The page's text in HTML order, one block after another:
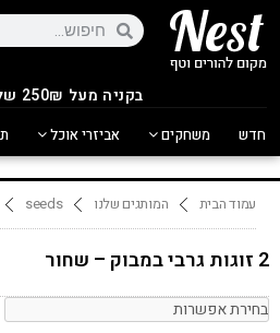
בקניה מעל 250 ₪
חדש משחקים אביזרי אוכל
עמוד הבית המותגים שלנו seeds
2 זוגות גרבי במבוק – שחור